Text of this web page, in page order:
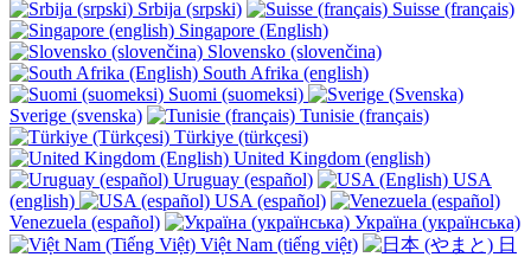
Srbija (srpski)
Suisse (français)
Singapore (English)
Slovensko (slovenčina)
South Afrika (english)
Suomi (suomeksi)
Sverige (svenska)
Tunisie (français)
Türkiye (türkçesi)
United Kingdom (english)
Uruguay (español)
USA
(english)
USA (español)
Venezuela (español)
Україна (українська)
Việt Nam (tiếng việt)
日